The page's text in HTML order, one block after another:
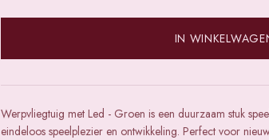
IN
Werpvliegtuig met Led - Groen is een duurzaam stuk
eindeloos speelplezier en ontwikkeling. Perfect voor